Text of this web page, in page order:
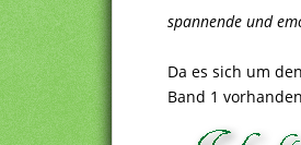
spannende und
Da es sich um
Band 1